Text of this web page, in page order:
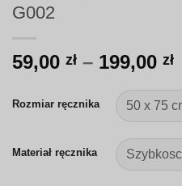
G002
59,00 zł – 199,00 zł
Rozmiar ręcznika
Materiał ręcznika